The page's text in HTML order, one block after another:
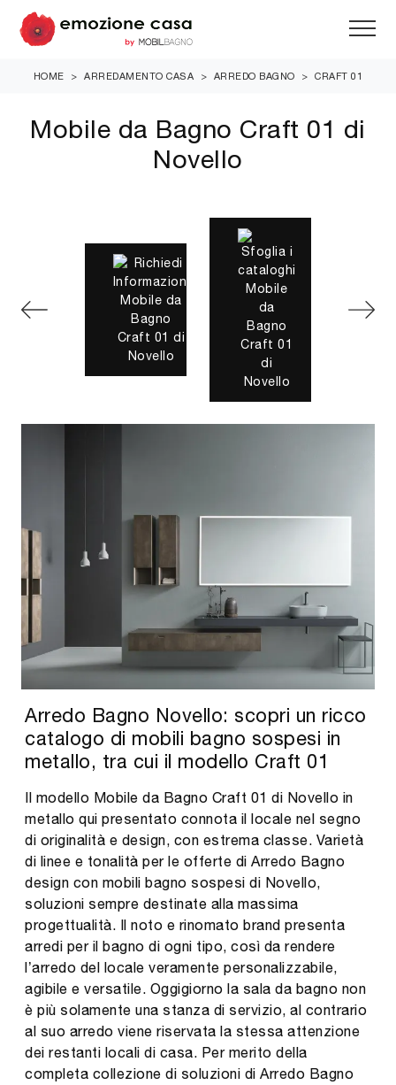
HOME > ARREDAMENTO CASA > ARREDO BAGNO > CRAFT 01
Mobile da Bagno Craft 01 di
Novello
Arredo Bagno Novello: scopri un ricco
catalogo di mobili bagno sospesi in
metallo, tra cui il modello Craft 01
Il modello Mobile da Bagno Craft 01 di Novello in
metallo qui presentato connota il locale nel segno
di originalità e design, con estrema classe. Varietà
di linee e tonalità per le offerte di Arredo Bagno
design con mobili bagno sospesi di Novello,
soluzioni sempre destinate alla massima
progettualità. Il noto e rinomato brand presenta
arredi per il bagno di ogni tipo, così da rendere
l’arredo del locale veramente personalizzabile,
agibile e versatile. Oggigiorno la sala da bagno non
è più solamente una stanza di servizio, al contrario
al suo arredo viene riservata la stessa attenzione
dei restanti locali di casa. Per merito della
completa collezione di soluzioni di Arredo Bagno